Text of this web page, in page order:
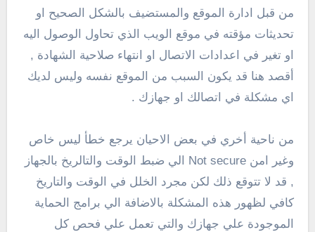
من قبل ادارة الموقع والمستضيف بالشكل الصحيح او
تحديثات مؤقته في موقع الويب الذي تحاول الوصول اليه
او تغير في اعدادات الاتصال او انتهاء صلاحية الشهادة ,
أقصد هنا قد يكون السبب من الموقع نفسه وليس لديك
اي مشكلة في اتصالك او جهازك .
من ناحية أخري في بعض الاحيان يرجع خطأ ليس خاص
وغير امن Not secure الي ضبط الوقت والتالريخ بالجهاز
, قد لا تتوقع ذلك لكن مجرد الخلل في الوقت والتاريخ
كافي لظهور هذه المشكلة بالاضافة الي برامج الحماية
الموجودة علي جهازك والتي تعمل علي فحص كل